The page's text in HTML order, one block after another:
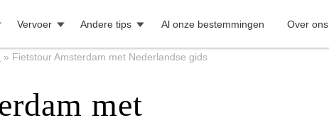
Vervoer Andere tips Al onze bestemmingen Over ons
» Fietstour Amsterdam met Nederlandse gids
met